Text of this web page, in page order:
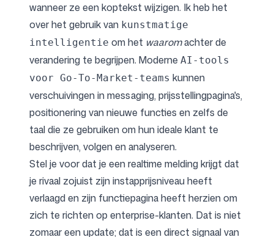
wanneer ze een koptekst wijzigen. Ik heb het
over het gebruik van kunstmatige
intelligentie om het waaromachter de
verandering te begrijpen. Moderne AI-tools
voor Go-To-Market-teams kunnen
verschuivingen in messaging, prijsstellingpagina's,
positionering van nieuwe functies en zelfs de
taal die ze gebruiken om hun ideale klant te
beschrijven, volgen en analyseren.
Stel je voor dat je een realtime melding krijgt dat
je rivaal zojuist zijn instapprijsniveau heeft
verlaagd en zijn functiepagina heeft herzien om
zich te richten op enterprise-klanten. Dat is niet
zomaar een update; dat is een direct signaal van